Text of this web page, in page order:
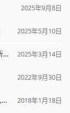
2025年9月8日
2025年5月10日
系统1与系统2：AI 时代的思考通路与人机协作新范式 2025年3月14日
2022年9月30日
人机交互心理学实践 – 基于Qt的心理学问卷输入系统搭建 2018年1月18日